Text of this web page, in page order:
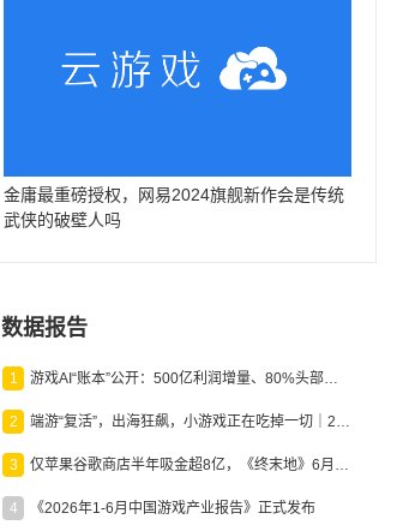
金庸最重磅授权，网易2024旗舰新作会是传统
武侠的破壁人吗
数据报告
1 游戏AI“账本”公开：500亿利润增量、80%头部入局，谁在闷声发财？
2 端游“复活”，出海狂飙，小游戏正在吃掉一切｜2026上半年产业报告
3 仅苹果谷歌商店半年吸金超8亿，《终末地》6月份收入显著回暖
4 《2026年1-6月中国游戏产业报告》正式发布